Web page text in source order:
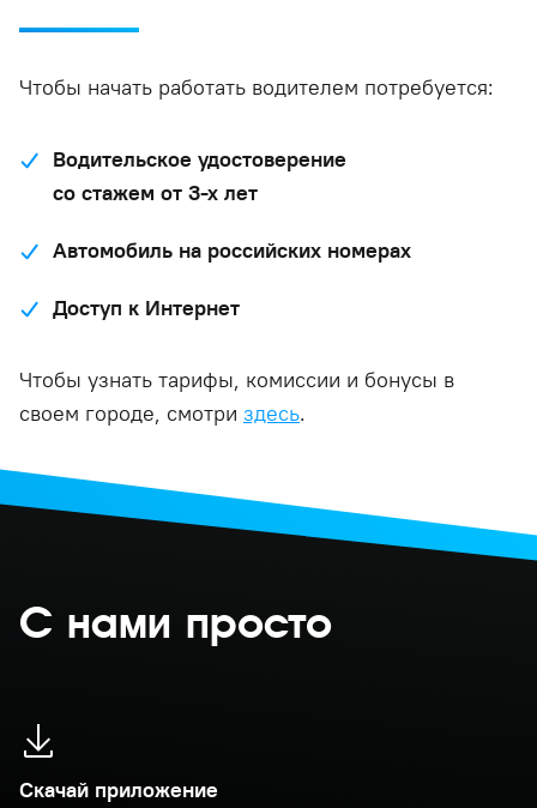
Чтобы начать работать водителем потребуется:
Водительское удостоверение
со стажем от 3-х лет
Автомобиль на российских номерах
Доступ к Интернет
Чтобы узнать тарифы, комиссии и бонусы в
своем городе, смотри здесь.
С нами просто
Скачай приложение